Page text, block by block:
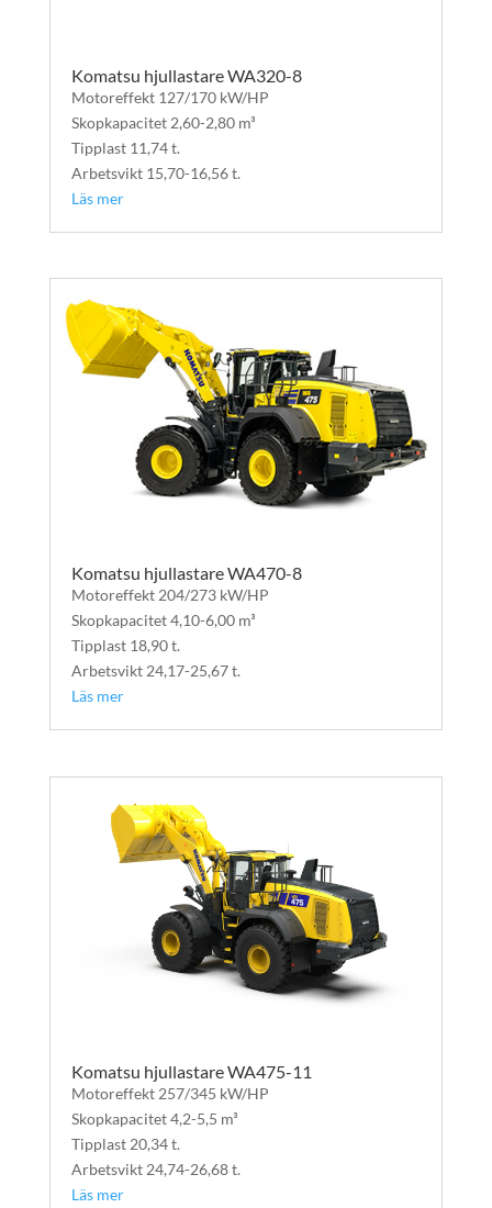
Komatsu hjullastare WA320-8
Motoreffekt 127/170 kW/HP
Skopkapacitet 2,60-2,80 m³
Tipplast 11,74 t.
Arbetsvikt 15,70-16,56 t.
Läs mer
Komatsu hjullastare WA470-8
Motoreffekt 204/273 kW/HP
Skopkapacitet 4,10-6,00 m³
Tipplast 18,90 t.
Arbetsvikt 24,17-25,67 t.
Läs mer
Komatsu hjullastare WA475-11
Motoreffekt 257/345 kW/HP
Skopkapacitet 4,2-5,5 m³
Tipplast 20,34 t.
Arbetsvikt 24,74-26,68 t.
Läs mer